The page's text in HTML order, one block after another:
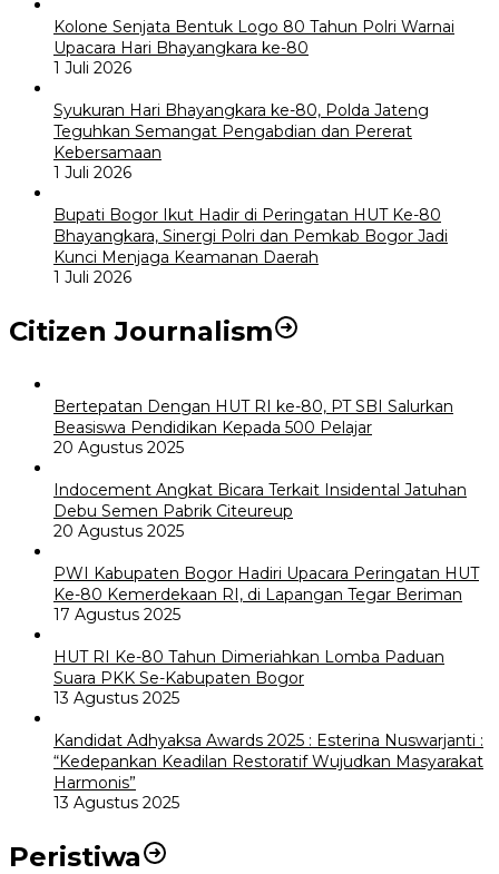
Kolone Senjata Bentuk Logo 80 Tahun Polri Warnai
Upacara Hari Bhayangkara ke-80
1 Juli 2026
Syukuran Hari Bhayangkara ke-80, Polda Jateng
Teguhkan Semangat Pengabdian dan Pererat
Kebersamaan
1 Juli 2026
Bupati Bogor Ikut Hadir di Peringatan HUT Ke-80
Bhayangkara, Sinergi Polri dan Pemkab Bogor Jadi
Kunci Menjaga Keamanan Daerah
1 Juli 2026
Citizen Journalism
Bertepatan Dengan HUT RI ke-80, PT SBI Salurkan
Beasiswa Pendidikan Kepada 500 Pelajar
20 Agustus 2025
Indocement Angkat Bicara Terkait Insidental Jatuhan
Debu Semen Pabrik Citeureup
20 Agustus 2025
PWI Kabupaten Bogor Hadiri Upacara Peringatan HUT
Ke-80 Kemerdekaan RI, di Lapangan Tegar Beriman
17 Agustus 2025
HUT RI Ke-80 Tahun Dimeriahkan Lomba Paduan
Suara PKK Se-Kabupaten Bogor
13 Agustus 2025
Kandidat Adhyaksa Awards 2025 : Esterina Nuswarjanti :
“Kedepankan Keadilan Restoratif Wujudkan Masyarakat
Harmonis”
13 Agustus 2025
Peristiwa